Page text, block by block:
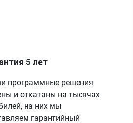
5 лет
программные решения
и откатаны на тысячах
на них мы
гарантийный